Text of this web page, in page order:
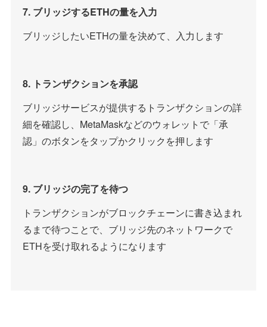
7. ブリッジするETHの量を入力
ブリッジしたいETHの量を決めて、入力します
8. トランザクションを承認
ブリッジサービスが提供するトランザクションの詳
細を確認し、MetaMaskなどのウォレットで「承
認」のボタンをタップかクリックを押します
9. ブリッジの完了を待つ
トランザクションがブロックチェーンに書き込まれ
るまで待つことで、ブリッジ先のネットワークで
ETHを受け取れるようになります